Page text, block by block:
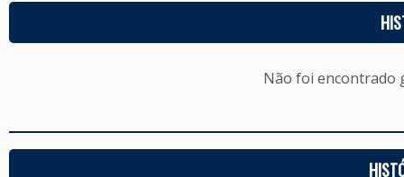
Não foi encontrado